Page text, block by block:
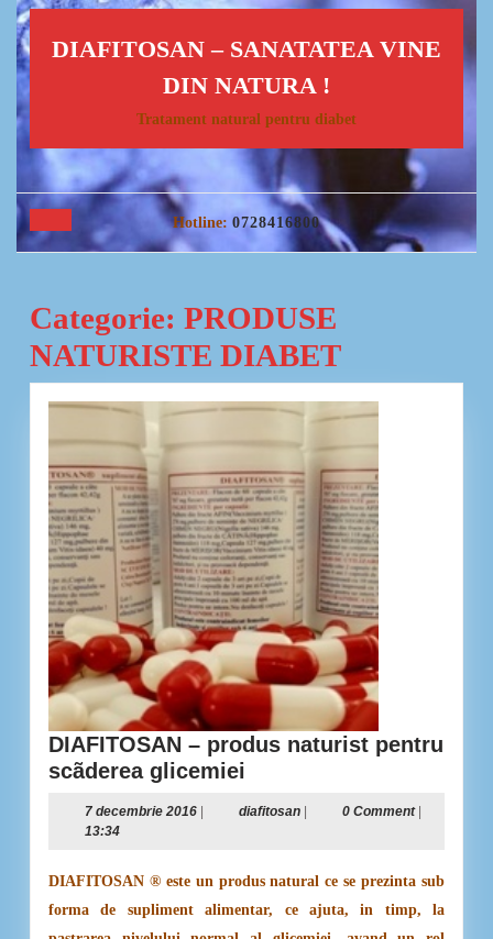
Skip
to
content
Skip
to
content
DIAFITOSAN – SANATATEA VINE
DIN NATURA !
Tratament natural pentru diabet
Open
Button
Hotline: 0728416800
Categorie: PRODUSE
NATURISTE DIABET
DIAFITOSAN – produs naturist pentru
scãderea glicemiei
produs
pentru
scãderea
glicemiei
7 decembrie 20167
diafitosandiafitosan0 Comment
13:34
DIAFITOSAN ® este un produs natural ce se prezinta sub
forma de supliment alimentar, ce ajuta, in timp, la